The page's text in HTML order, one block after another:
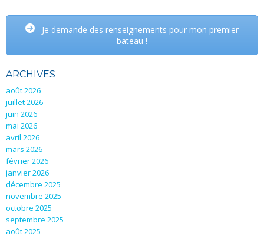
Je demande des renseignements pour mon premier
bateau !
ARCHIVES
août 2026
juillet 2026
juin 2026
mai 2026
avril 2026
mars 2026
février 2026
janvier 2026
décembre 2025
novembre 2025
octobre 2025
septembre 2025
août 2025